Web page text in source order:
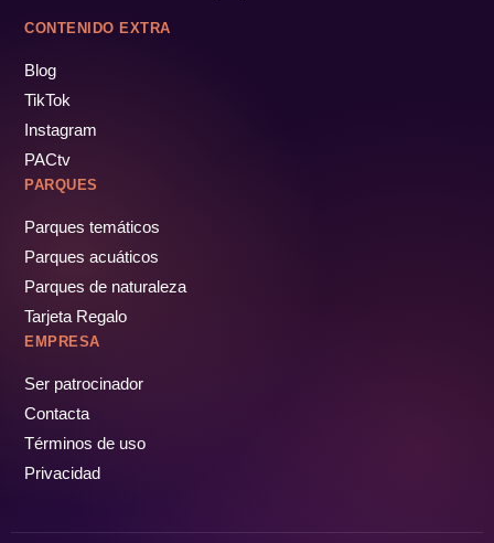
CONTENIDO EXTRA
Blog
TikTok
Instagram
PACtv
PARQUES
Parques temáticos
Parques acuáticos
Parques de naturaleza
Tarjeta Regalo
EMPRESA
Ser patrocinador
Contacta
Términos de uso
Privacidad